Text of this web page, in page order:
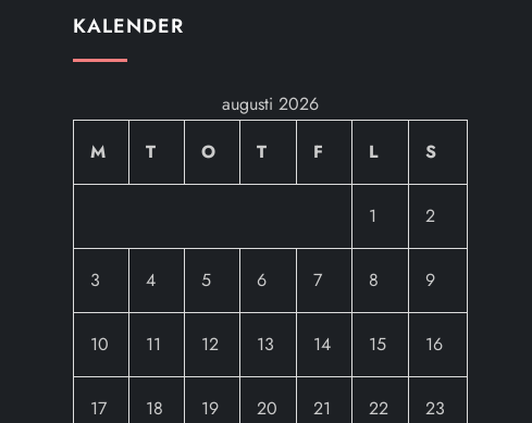
g
g
s
n
i
g
KALENDER
augusti 2026
M
T O T F L S
1 2
3 4 5 6 7 8 9
10 11 12 13 14 15 16
17 18 19 20 21 22 23